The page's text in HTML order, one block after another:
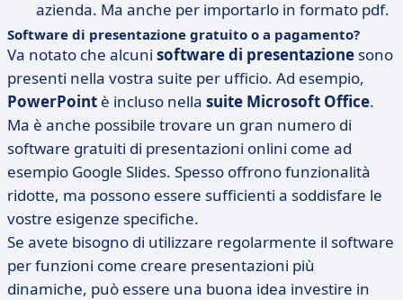
azienda. Ma anche per importarlo in formato pdf.
Software di presentazione gratuito o a pagamento?
Va notato che alcuni software di presentazione sono
presenti nella vostra suite per ufficio. Ad esempio,
PowerPoint è incluso nella suite Microsoft Office.
Ma è anche possibile trovare un gran numero di
software gratuiti di presentazioni onlini come ad
esempio Google Slides. Spesso offrono funzionalità
ridotte, ma possono essere sufficienti a soddisfare le
vostre esigenze specifiche.
Se avete bisogno di utilizzare regolarmente il software
per funzioni come creare presentazioni più
dinamiche, può essere una buona idea investire in